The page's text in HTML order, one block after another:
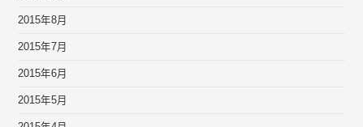
2015年8月
2015年7月
2015年6月
2015年5月